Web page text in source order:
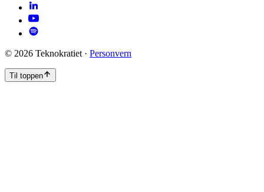
© 2026 Teknokratiet · Personvern
Til toppen